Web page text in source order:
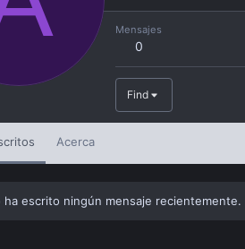
Mensajes
0
Find
Acerca
ha escrito ningún mensaje recientemente.